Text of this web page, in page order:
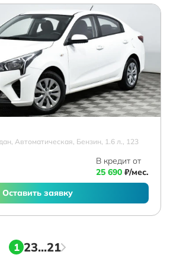
Автоматическая, Бензин, 1.6 л., 123
В кредит от
25 690 ₽/мес.
Оставить заявку
1 23...21